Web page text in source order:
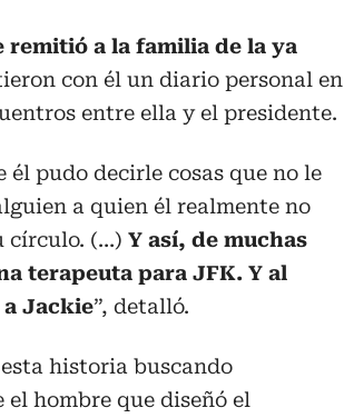
remitió a la familia de la ya
con él un diario personal en
entre ella y el presidente.
pudo decirle cosas que no le
a quien él realmente no
círculo. (…) Y así, de muchas
terapeuta para JFK. Y al
Jackie”, detalló.
historia buscando
hombre que diseñó el